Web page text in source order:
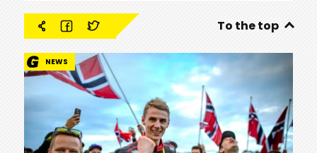
To the top
NEWS